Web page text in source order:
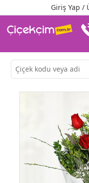
Giriş Yap /